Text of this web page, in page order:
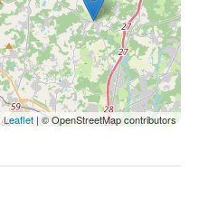
Leaflet | © OpenStreetMap contributors